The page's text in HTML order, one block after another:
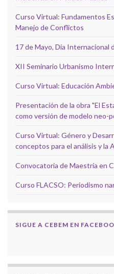
Curso Virtual: Fundamentos
Manejo de Conflictos
17 de Mayo, Día Internacional
XII Seminario Urbanismo
Curso Virtual: Educación
Presentación de la obra "El
como versión de modelo neo-
Curso Virtual: Género y
conceptos para el análisis y la
Convocatoria de Maestría en
Curso FLACSO: Periodismo
SIGUE A CEBEM EN